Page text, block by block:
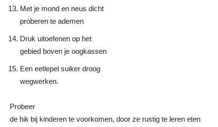
Met je mond en neus dicht
proberen te ademen
Druk uitoefenen op het
gebied boven je oogkassen
Een eetlepel suiker droog
wegwerken.
Probeer
de hik bij kinderen te voorkomen, door ze rustig te leren eten